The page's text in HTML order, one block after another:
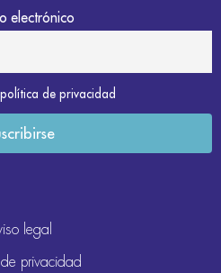
electrónico
de privacidad
legal
de privacidad